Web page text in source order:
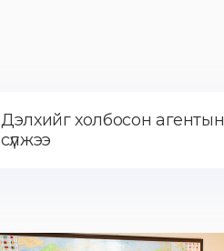
Дэлхийг холбосон агентын
сүлжээ